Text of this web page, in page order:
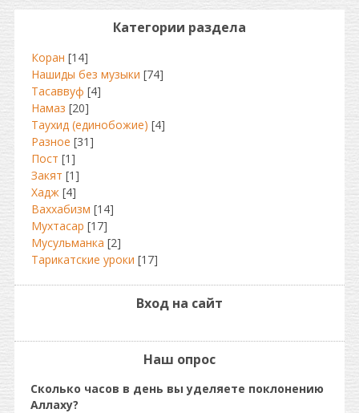
Категории раздела
Коран [14]
Нашиды без музыки [74]
Тасаввуф [4]
Намаз [20]
Таухид (единобожие) [4]
Разное [31]
Пост [1]
Закят [1]
Хадж [4]
Ваххабизм [14]
Мухтасар [17]
Мусульманка [2]
Тарикатские уроки [17]
Вход на сайт
Наш опрос
Сколько часов в день вы уделяете поклонению
Аллаху?